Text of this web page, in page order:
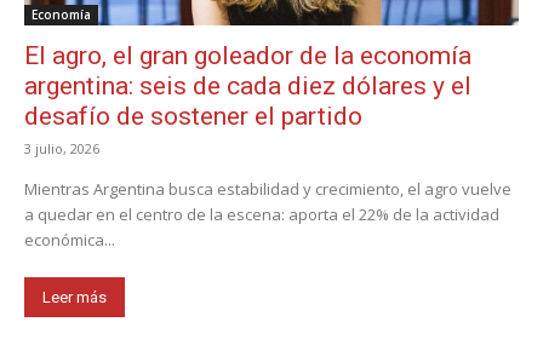
Economía
El agro, el gran goleador de la economía
argentina: seis de cada diez dólares y el
desafío de sostener el partido
3 julio, 2026
Mientras Argentina busca estabilidad y crecimiento, el agro vuelve
a quedar en el centro de la escena: aporta el 22% de la actividad
económica...
Leer más